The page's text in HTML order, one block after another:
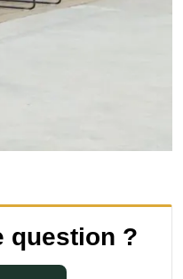
question ?